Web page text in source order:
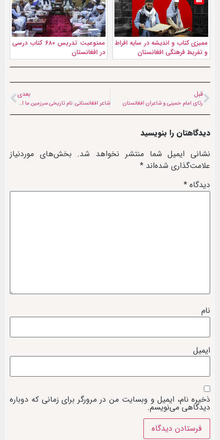
ممیزی کتاب و اندیشه در سایه افراط
و تفریط فرهنگی افغانستان
ممنوعیت تدریس ۶۸۰ کتاب درسی
در افغانستان
قبل
رثای امام خمینی و شاعران افغانستان
بعدی
شاعر افغانستانی: نام تاریخی سرزمین ما ایران است
دیدگاهتان را بنویسید
نشانی ایمیل شما منتشر نخواهد شد. بخش‌های موردنیاز
علامت‌گذاری شده‌اند *
دیدگاه *
نام
ایمیل
ذخیره نام، ایمیل و وبسایت من در مرورگر برای زمانی که دوباره
دیدگاهی می‌نویسم.